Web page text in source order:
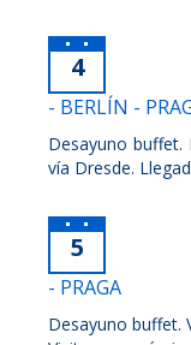
4
- BERLÍN -
Desayuno buffet.
vía Dresde.
5
- PRAGA
Desayuno buffet.